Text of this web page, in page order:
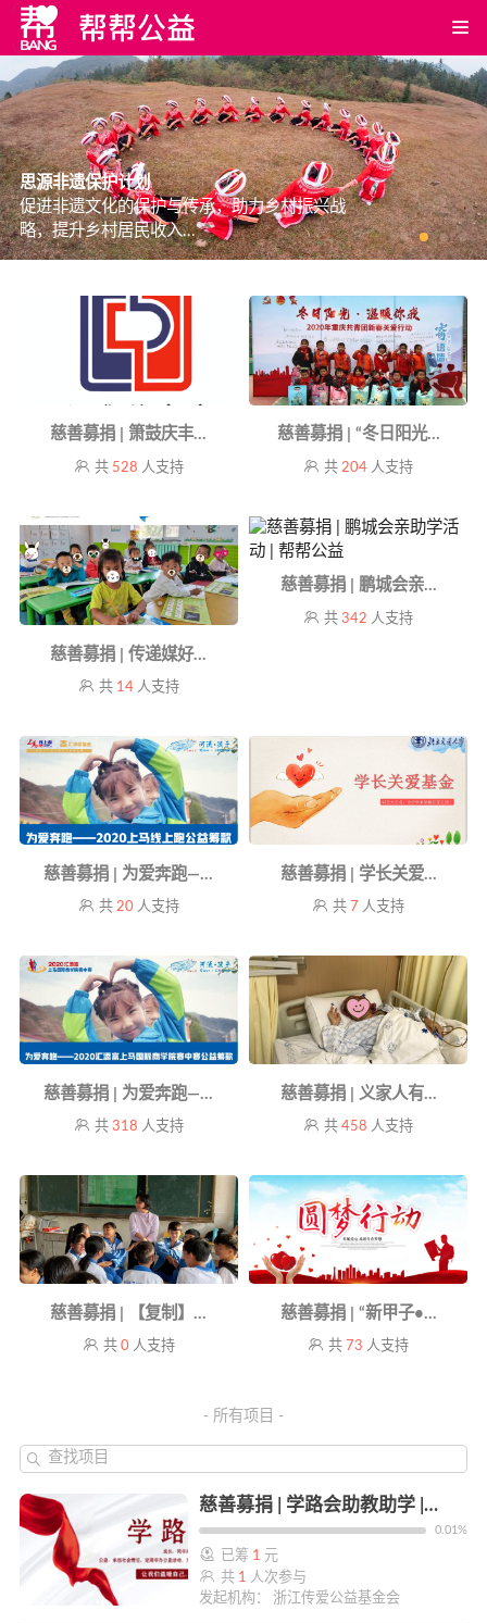
思源非遗保护计划
促进非遗文化的保护与传承，助力乡村振兴战
略，提升乡村居民收入...
慈善募捐 | 箫鼓庆丰...
共 528 人支持
慈善募捐 | “冬日阳光...
共204 人支持
慈善募捐 | 传递媒好...
共 14人支持
慈善募捐 | 鹏城会亲...
共342 人支持
慈善募捐 | 为爱奔跑—...
共 20 人支持
慈善募捐 | 学长关爱...
共 7 人支持
慈善募捐 | 为爱奔跑—...
共 318 人支持
慈善募捐 | 义家人有...
共458 人支持
慈善募捐 | 【复制】...
共 0 人支持
慈善募捐 | “新甲子•...
共 73 人支持
- 所有项目 -
查找项目
慈善募捐 | 学路会助教助学 | 帮帮公益
0.01%
已筹 1 元
共 1 人次参与
发起机构： 浙江传爱公益基金会